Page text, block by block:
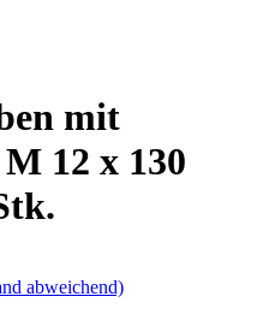
mit
12 x 130
abweichend)